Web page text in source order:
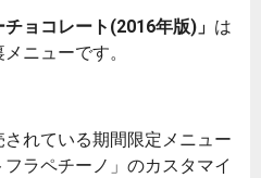
ョコレート(2016年版)」 は
ニューです。
れている期間限定メニュー
フラペチーノ」のカスタマイ